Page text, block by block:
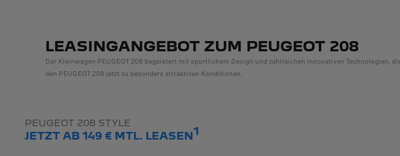
LEASINGANGEBOT ZUM PEUGEOT 208
Der Kleinwagen PEUGEOT 208 begeistert mit sportlichem Design und zahlreichen innovativen Technologien,
den PEUGEOT 208 jetzt zu besonders attraktiven Konditionen.
PEUGEOT 208 STYLE
JETZT AB 149 € MTL. LEASEN1